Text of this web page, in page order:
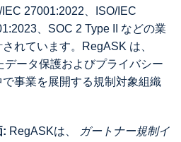
27001:2022、ISO/IEC
、SOC 2 Type II などの業
れています。RegASK は、
ータ保護およびプライバシー
事業を展開する規制対象組織
: RegASKは、
ガートナー規制イ